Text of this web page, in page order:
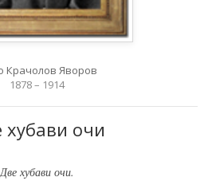
Крачолов Яворов
1878 – 1914
хубави очи
Две хубави очи.